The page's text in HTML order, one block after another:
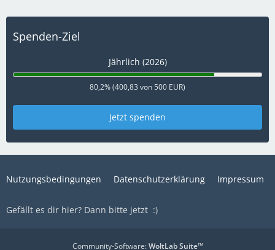
Spenden-Ziel
Jährlich (2026)
80,2% (400,83 von 500 EUR)
Jetzt spenden
Nutzungsbedingungen Datenschutzerklärung Impressum
Gefällt es dir hier? Dann bitte jetzt :)
Community-Software:WoltLab Suite™